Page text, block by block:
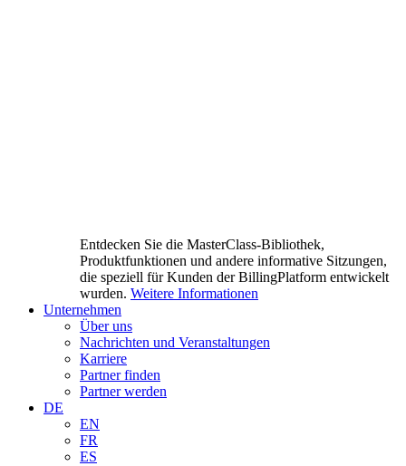
Entdecken Sie die MasterClass-Bibliothek,
Produktfunktionen und andere informative Sitzungen,
die speziell für Kunden der BillingPlatform entwickelt
wurden. Weitere Informationen
Unternehmen
Über uns
Nachrichten und Veranstaltungen
Karriere
Partner finden
Partner werden
DE
EN
FR
ES